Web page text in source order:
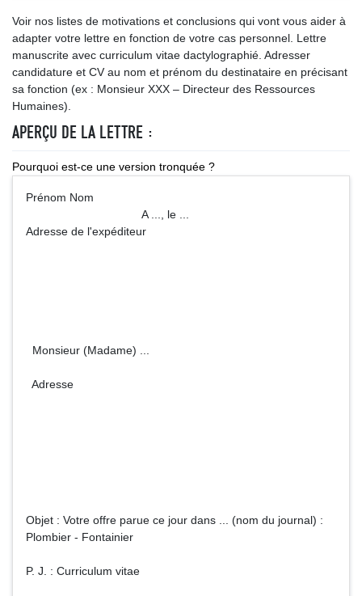
Voir nos listes de motivations et conclusions qui vont vous aider à
adapter votre lettre en fonction de votre cas personnel. Lettre
manuscrite avec curriculum vitae dactylographié. Adresser
candidature et CV au nom et prénom du destinataire en précisant
sa fonction (ex : Monsieur XXX – Directeur des Ressources
Humaines).
APERÇU DE LA LETTRE :
Pourquoi est-ce une version tronquée ?
Prénom Nom
A ..., le ...
Adresse de l'expéditeur
Monsieur (Madame) ...
Adresse
Objet : Votre offre parue ce jour dans ... (nom du journal) :
Plombier - Fontainier
P. J. : Curriculum vitae